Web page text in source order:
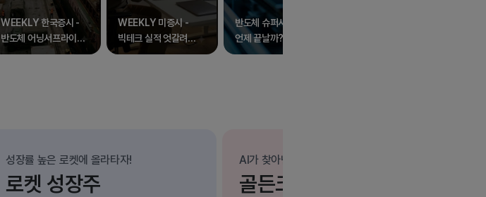
WEEKLY 한국증시 -
반도체 어닝서프라이즈
속 널뛰는 증시
WEEKLY 미증시 -
빅테크 실적 엇갈려
아마존 질주 메타·애플
반도체 슈퍼사이클은
언제 끝날까?
성장률 높은 로켓에 올라타자!
로켓 성장주
AI가 찾아낸 골든크로스 종목!
골든크로스